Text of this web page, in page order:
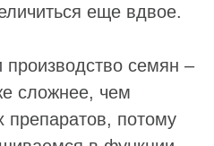
еще вдвое.
производство семян –
сложнее, чем
препаратов, потому